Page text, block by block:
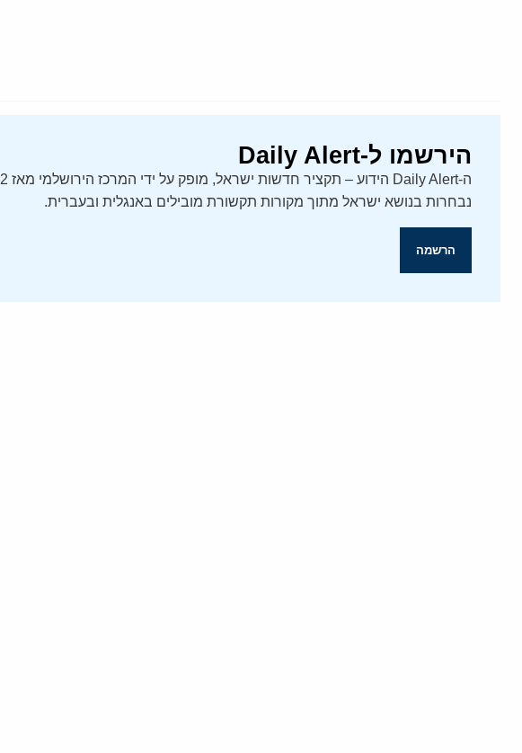
הירשמו ל-Daily Alert
נבחרות בנושא ישראל מתוך מקורות תקשורת מובילים באנגלית ובעברית.
הרשמה